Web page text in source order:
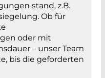
stand, z.B.
Ob für
oder mit
– unser Team
bis die geforderten